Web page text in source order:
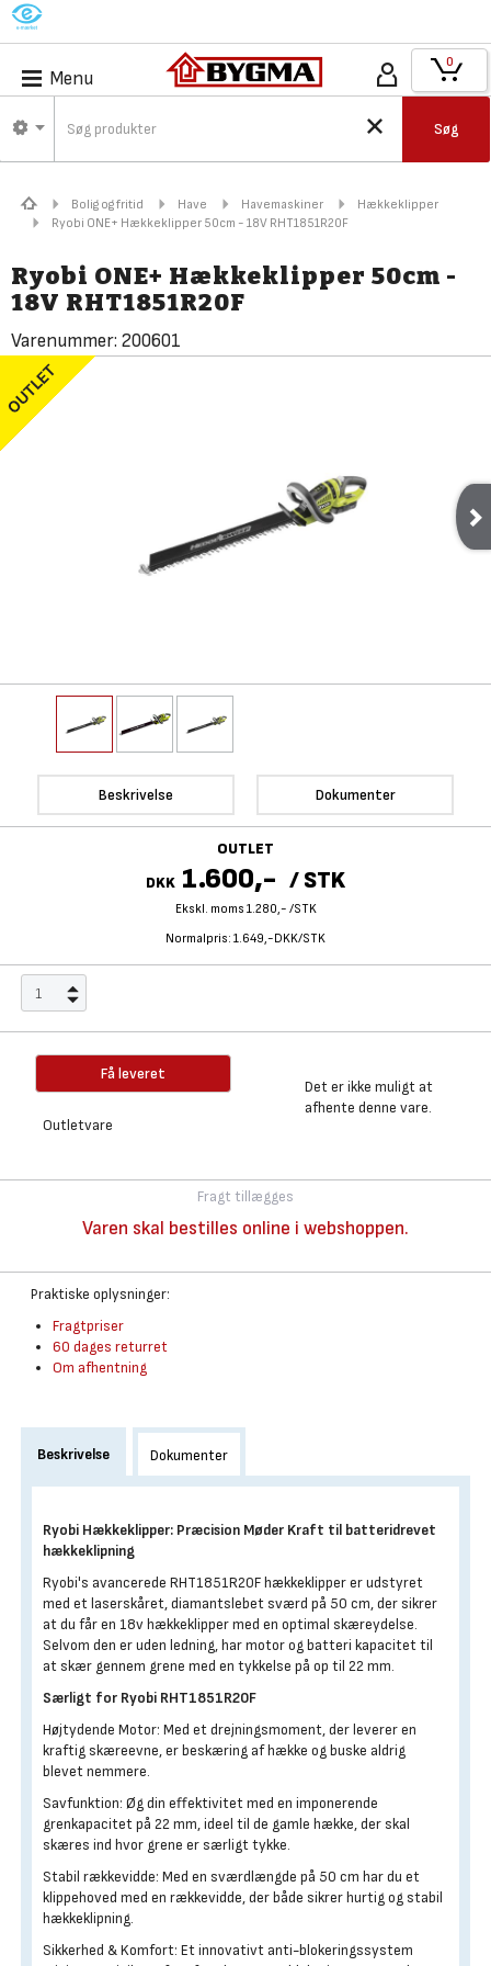
M
Menu
Søg
0
Bolig og fritid Have Havemaskiner
Hækkeklipper
Ryobi ONE+ Hækkeklipper 50cm - 18V RHT1851R20F
Ryobi ONE+ Hækkeklipper 50cm -
18V RHT1851R20F
Varenummer: 200601
Beskrivelse Dokumenter
OUTLET
DKK 1.600,- /STK
Ekskl. moms 1.280,- /STK
Normalpris: 1.649,-DKK/STK
Få leveret
Outletvare
Det er ikke muligt at
afhente denne vare.
Fragt tillægges
Varen skal bestilles online i webshoppen.
Praktiske oplysninger:
Fragtpriser
60 dages returret
Om afhentning
Beskrivelse Dokumenter
Ryobi Hækkeklipper: Præcision Møder Kraft til batteridrevet
hækkeklipning
Ryobi's avancerede RHT1851R20F hækkeklipper er udstyret
med et laserskåret, diamantslebet sværd på 50 cm, der sikrer
at du får en 18v hækkeklipper med en optimal skæreydelse.
Selvom den er uden ledning, har motor og batteri kapacitet til
at skær gennem grene med en tykkelse på op til 22 mm.
Særligt for Ryobi RHT1851R20F
Højtydende Motor: Med et drejningsmoment, der leverer en
kraftig skæreevne, er beskæring af hække og buske aldrig
blevet nemmere.
Savfunktion: Øg din effektivitet med en imponerende
grenkapacitet på 22 mm, ideel til de gamle hække, der skal
skæres ind hvor grene er særligt tykke.
Stabil rækkevidde: Med en sværdlængde på 50 cm har du et
klippehoved med en rækkevidde, der både sikrer hurtig og stabil
hækkeklipning.
Sikkerhed & Komfort: Et innovativt anti-blokeringssystem